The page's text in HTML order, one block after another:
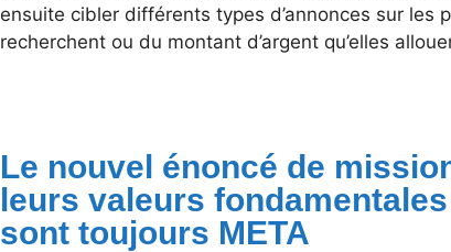
ensuite cibler différents types d’annonces sur les
recherchent ou du montant d’argent qu’elles
Le nouvel énoncé de
leurs valeurs
sont toujours META